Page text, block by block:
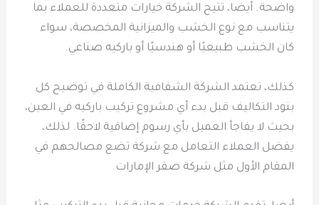
واضحة. أيضا، تتيح الشركة خيارات متعددة للعملاء بما
يتناسب مع نوع الخشب والميزانية المخصصة، سواء
كان الخشب طبيعيًا أو هندسيًا أو باركيه صناعي.
كذلك، تعتمد الشركة الشفافية الكاملة في توضيح كل
بنود التكاليف قبل بدء أي مشروع تركيب باركيه في العين،
بحيث لا يفاجأ العميل بأي رسوم إضافية لاحقًا. لذلك،
يفضل العملاء التعامل مع شركة تضع مصالحهم في
المقام الأول مثل شركة صقر الإمارات.